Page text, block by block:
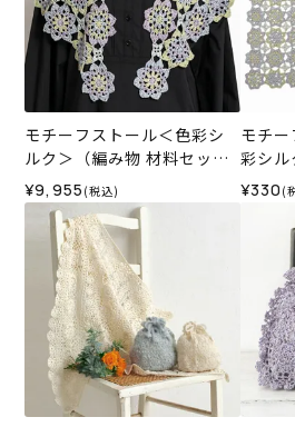
モチーフストール＜色彩シ
ルク＞（編み物 材料セッ
ト）
¥9,955 (税込)
モチ
彩シル
¥330 (